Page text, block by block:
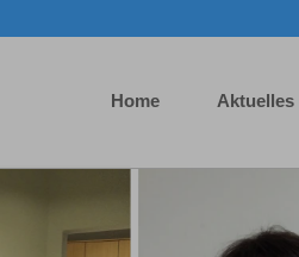
Home Aktuelles